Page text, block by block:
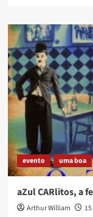
Lixo
de
Caxias
cada
vez
mais
famoso…
:
evento uma boa
aZul CARlitos, a
Arthur William